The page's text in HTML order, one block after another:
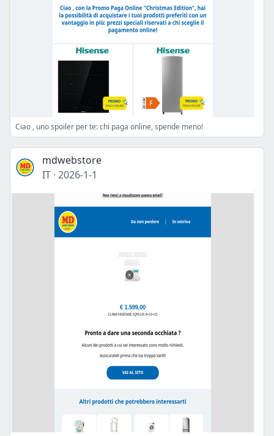
Ciao , uno spoiler per te: chi paga online, spende meno!
mdwebstore
IT · 2026-1-1